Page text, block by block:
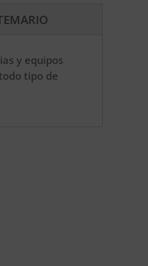
y equipos
tipo de